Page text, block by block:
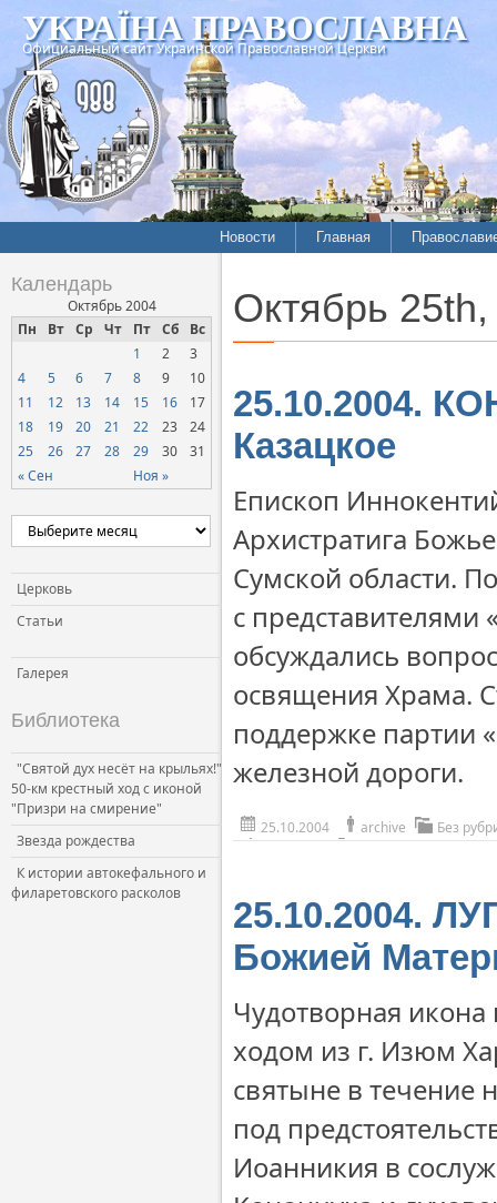
УКРАЇНА ПРАВОСЛАВНА
Официальный сайт Украинской Православной Церкви
Новости Главная
Календарь
Октябрь 2004
Пн
Вт Ср Чт Пт Сб Вс
« Сен Ноя »
1 2
3
4
5 6 7 8 9
10
11
12 13 14 15 16
17
18
19 20 21 22 23
24
25
26 27 28 29 30 31
Церковь
Статьи
Галерея
Библиотека
"Святой дух несёт на крыльях!"
50-км крестный ход с иконой
"Призри на смирение"
Звезда рождества
К истории автокефального и
филаретовского расколов
Октябрь
25.10.2004.
Казацкое
Епископ
Архистратига
Сумской области.
с представителями
обсуждались
освящения Храма.
поддержке партии
железной дороги.
25.10.2004 archive Без
25.10.2004.
Божией
Чудотворная
ходом из г. Изюм
святыне в течение
под
Иоанникия в